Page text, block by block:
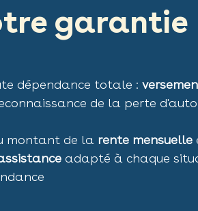
garantie
dépendance totale :
de la perte
montant de la rente mensuelle
adapté à chaque